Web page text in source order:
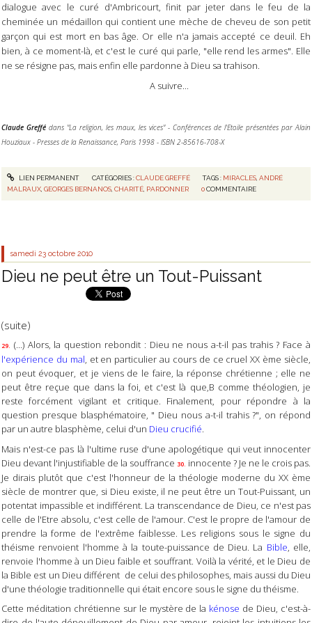
dialogue avec le curé d'Ambricourt, finit par jeter dans le feu de la
cheminée un médaillon qui contient une mèche de cheveu de son petit
garçon qui est mort en bas âge. Or elle n'a jamais accepté ce deuil. Eh
bien, à ce moment-là, et c'est le curé qui parle, "elle rend les armes". Elle
ne se résigne pas, mais enfin elle pardonne à Dieu sa trahison.
A suivre...
Claude Greffé dans "La religion, les maux, les vices" - Conférences de l'Etoile présentées par Alain
Houziaux - Presses de la Renaissance, Paris 1998 - ISBN 2-85616-708-X
LIEN PERMANENT CATÉGORIES :CLAUDE GREFFÉ TAGS : MIRACLES ,ANDRÉ
MALRAUX ,GEORGES BERNANOS ,CHARITÉ PARDONNER 0 COMMENTAIRE
samedi 23 octobre 2010
Dieu ne peut être un Tout-Puissant
(suite)
29. (...) Alors, la question rebondit : Dieu ne nous a-t-il pas trahis ? Face à
l'expérience du mal, et en particulier au cours de ce cruel XX ème siècle,
on peut évoquer, et je viens de le faire, la réponse chrétienne ; elle ne
peut être reçue que dans la foi, et c'est là que,B comme théologien, je
reste forcément vigilant et critique. Finalement, pour répondre à la
question presque blasphématoire, " Dieu nous a-t-il trahis ?", on répond
par un autre blasphème, celui d'un Dieu crucifié.
Mais n'est-ce pas là l'ultime ruse d'une apologétique qui veut innocenter
Dieu devant l'injustifiable de la souffrance 30. innocente ? Je ne le crois pas.
Je dirais plutôt que c'est l'honneur de la théologie moderne du XX ème
siècle de montrer que, si Dieu existe, il ne peut être un Tout-Puissant, un
potentat impassible et indifférent. La transcendance de Dieu, ce n'est pas
celle de l'Etre absolu, c'est celle de l'amour. C'est le propre de l'amour de
prendre la forme de l'extrême faiblesse. Les religions sous le signe du
théisme renvoient l'homme à la toute-puissance de Dieu. La Bible , elle,
renvoie l'homme à un Dieu faible et souffrant. Voilà la vérité, et le Dieu de
la Bible est un Dieu différent de celui des philosophes, mais aussi du Dieu
d'une théologie traditionnelle qui était encore sous le signe du théisme.
Cette méditation chrétienne sur le mystère de la kénose de Dieu, c'est-à-